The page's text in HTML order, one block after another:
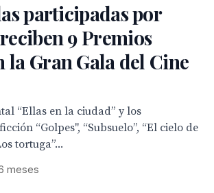
participadas por
9 Premios
la Gran Gala del Cine
“Ellas en la ciudad” y los
“Golpes", “Subsuelo”, “El cielo de
tortuga”...
meses